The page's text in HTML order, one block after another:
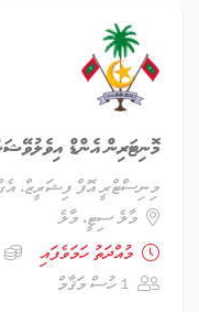
މޮނިޓަރިން އެންޑް
މިނިސްޓްރީ އޮފް ފިޝަރީޒް،
މާލެ ސިޓީ، މާލެ
މުއްދަތު ހަމަވެފައި
1 ހުސް މަޤާމް